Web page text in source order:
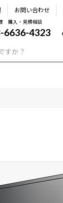
お問い合わせ
購入・見積相談
6636-4323